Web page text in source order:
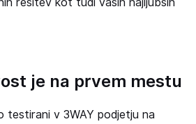
je na prvem mestu
testirani v 3WAY podjetju na